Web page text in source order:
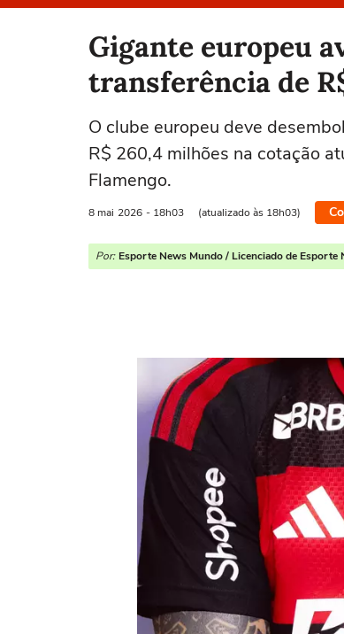
Gigante europeu
transferência de
O clube europeu deve
R$ 260,4 milhões na cotação
Flamengo.
8 mai 2026 - 18h03 (atualizado às 18h03)
Por: Esporte News Mundo / Licenciado de Esporte